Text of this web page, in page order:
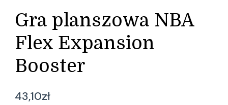
Gra planszowa NBA
Flex Expansion
Booster
43,10zł